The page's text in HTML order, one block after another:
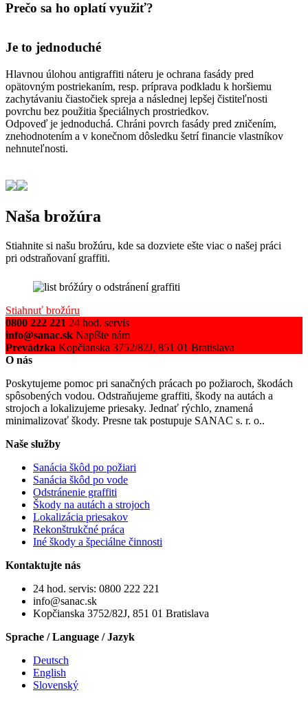
Prečo sa ho oplatí využiť?
Je to jednoduché
Hlavnou úlohou antigraffiti náteru je ochrana fasády pred
opätovným postriekaním, resp. príprava podkladu k horšiemu
zachytávaniu čiastočiek spreja a následnej lepšej čistiteľnosti
povrchu bez použitia špeciálnych prostriedkov.
Odpoveď je jednoduchá. Chráni povrch fasády pred zničením,
znehodnotením a v konečnom dôsledku šetrí financie vlastníkov
nehnuteľnosti.
Naša brožúra
Stiahnite si našu brožúru, kde sa dozviete ešte viac o našej práci
pri odstraňovaní graffiti.
Stiahnuť brožúru
0800 222 221 24 hod. servis
info@sanac.sk Napíšte nám
Prevádzka Kopčianska 3752/82J, 851 01 Bratislava
O nás
Poskytujeme pomoc pri sanačných prácach po požiaroch, škodách
spôsobených vodou. Odstraňujeme graffiti, škody na autách a
strojoch a lokalizujeme priesaky. Jednať rýchlo, znamená
minimalizovať škody. Presne tak postupuje SANAC s. r. o..
Naše služby
Sanácia škôd po požiari
Sanácia škôd po vode
Odstránenie graffiti
Škody na autách a strojoch
Lokalizácia priesakov
Rekonštrukčné práca
Iné škody a špeciálne činnosti
Kontaktujte nás
24 hod. servis: 0800 222 221
info@sanac.sk
Kopčianska 3752/82J, 851 01 Bratislava
Sprache / Language / Jazyk
Deutsch
English
Slovenský